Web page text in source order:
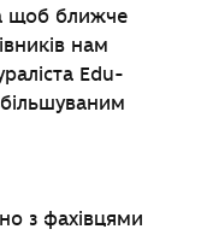
щоб ближче
нам
Edu-
з фахівцями